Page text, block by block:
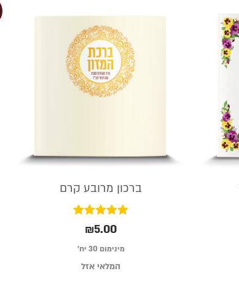
ברכון מרובע קרם
דורג
5.00
מתוך 5
₪5.00
מינימום 30 יח׳
המלאי אזל